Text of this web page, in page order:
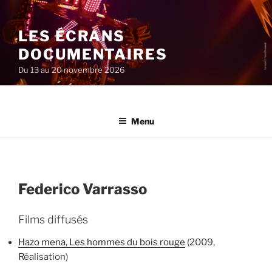
au
contenu
principal
LES ÉCRANS
DOCUMENTAIRES
Du 13 au 20 novembre 2026
Menu
Federico Varrasso
Films diffusés
Hazo mena, Les hommes du bois rouge (2009,
Réalisation)